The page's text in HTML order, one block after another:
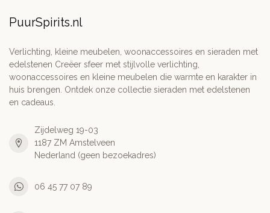
PuurSpirits.nl
Verlichting, kleine meubelen, woonaccessoires en sieraden met
edelstenen Creëer sfeer met stijlvolle verlichting,
woonaccessoires en kleine meubelen die warmte en karakter in
huis brengen. Ontdek onze collectie sieraden met edelstenen
en cadeaus.
Zijdelweg 19-03
1187 ZM Amstelveen
Nederland (geen bezoekadres)
06 45 77 07 89